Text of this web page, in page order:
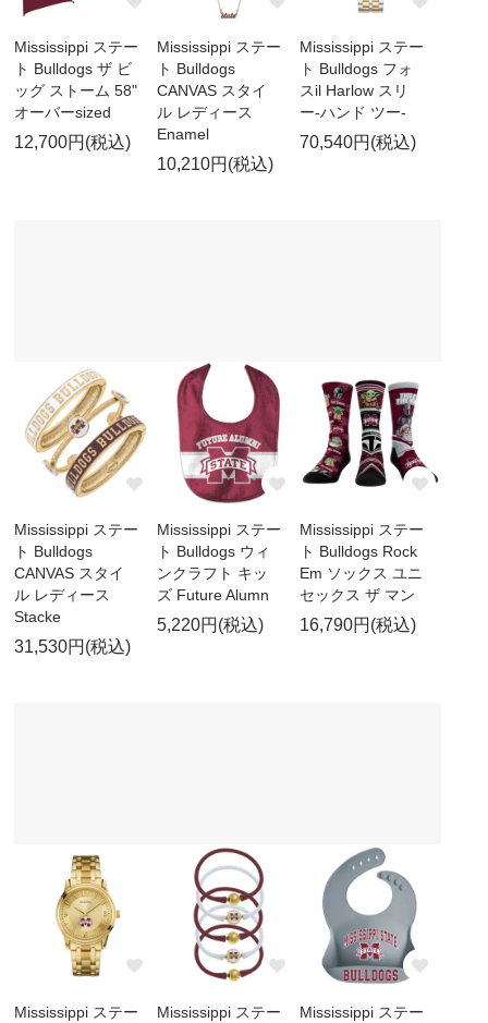
Mississippi ステー
ト Bulldogs ザ ビ
ッグ ストーム 58"
オーバーsized
12,700円(税込)
Mississippi ステー
ト Bulldogs
CANVAS スタイ
ル レディース
Enamel
10,210円(税込)
Mississippi ステー
ト Bulldogs フォ
スil Harlow スリ
ー-ハンド ツー-
70,540円(税込)
Mississippi ステー
ト Bulldogs
CANVAS スタイ
ル レディース
Stacke
31,530円(税込)
Mississippi ステー
ト Bulldogs ウィ
ンクラフト キッ
ズ Future Alumn
5,220円(税込)
Mississippi ステー
ト Bulldogs Rock
Em ソックス ユニ
セックス ザ マン
16,790円(税込)
Mississippi ステー
Mississippi ステー
Mississippi ステー